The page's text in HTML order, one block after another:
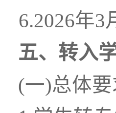
6.2026年3
五、转入
(一)总体要